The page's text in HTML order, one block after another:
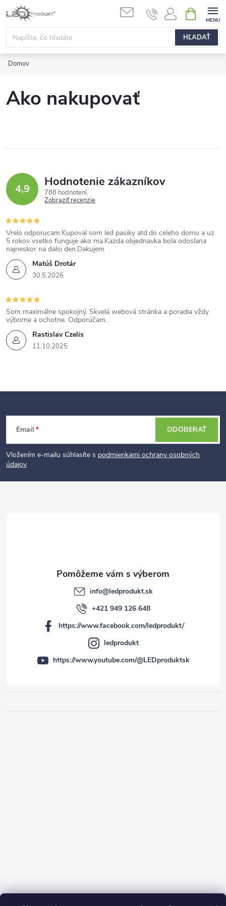
Prejsť
na
obsah
HĽADAŤ
KOŠÍK
Domov
Ako nakupovať
4,9 Hodnotenie zákazníkov
788 hodnotení
Zobraziť recenzie
Matúš Drotár
30.5.2026
Vrelo odporucam.Kupoval som led pasiky atd.do celeho domu a uz
5 rokov vsetko funguje ako ma.Kazda objednavka bola odoslana
najneskor na dalsi den.Dakujem
Rastislav Czelis
11.10.2025
Som maximálne spokojný. Skvelá webová stránka a poradia vždy
výborne a ochotne. Odporúčam.
t
Email
Vložením e-mailu súhlasíte s podmienkami ochrany osobných
údajov
ODOBERAŤ
info@ledprodukt.sk
+421 949 126 648
https://www.facebook.com/ledprodukt/
ledprodukt
https://www.youtube.com/@LEDproduktsk